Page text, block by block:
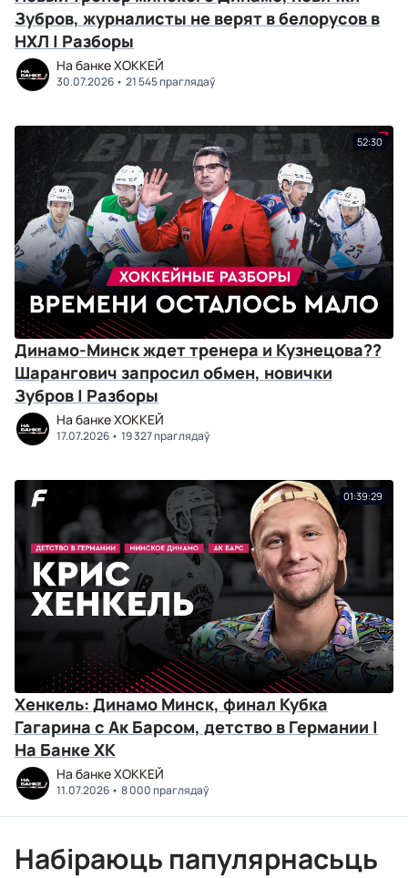
Зубров, журналисты не верят в белорусов в
НХЛ | Разборы
На банке ХОККЕЙ
30.07.2026 21 545 праглядаў
52:30
Динамо-Минск ждет тренера и Кузнецова??
Шарангович запросил обмен, новички
Зубров | Разборы
На банке ХОККЕЙ
17.07.2026 19 327 праглядаў
01:39:29
Хенкель: Динамо Минск, финал Кубка
Гагарина с Ак Барсом, детство в Германии |
На Банке ХК
На банке ХОККЕЙ
11.07.2026 8 000 праглядаў
Набіраюць папулярнасьць